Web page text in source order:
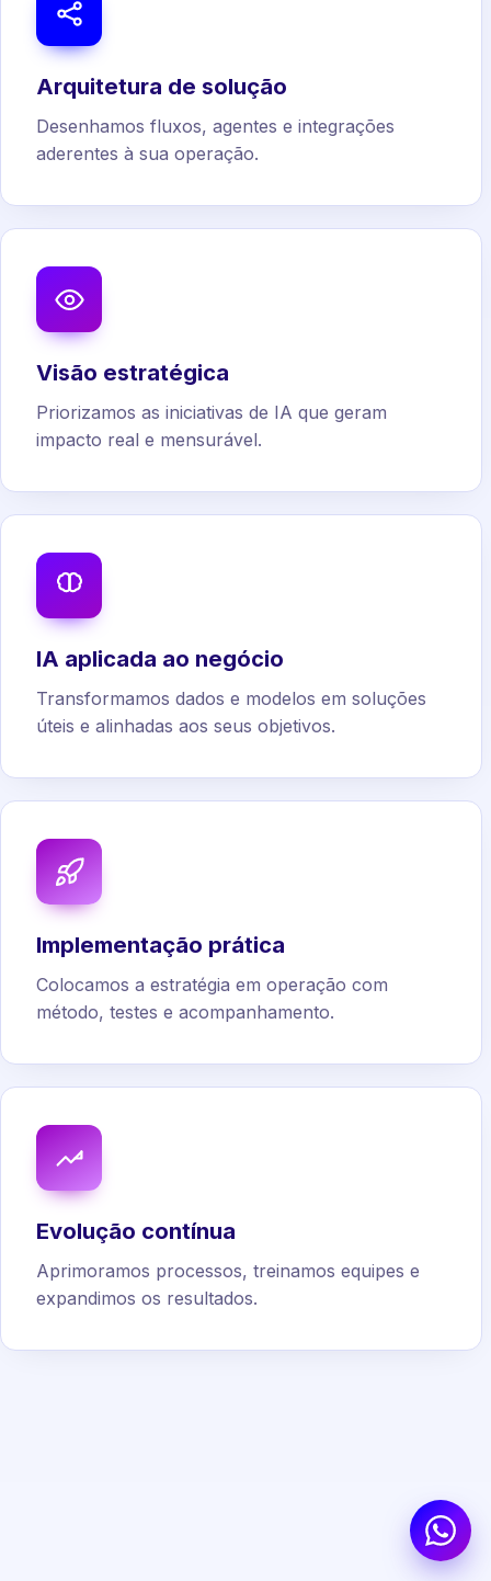
Arquitetura de solução
Desenhamos fluxos, agentes e integrações
aderentes à sua operação.
Visão estratégica
Priorizamos as iniciativas de IA que geram
impacto real e mensurável.
IA aplicada ao negócio
Transformamos dados e modelos em soluções
úteis e alinhadas aos seus objetivos.
Implementação prática
Colocamos a estratégia em operação com
método, testes e acompanhamento.
Evolução contínua
Aprimoramos processos, treinamos equipes e
expandimos os resultados.